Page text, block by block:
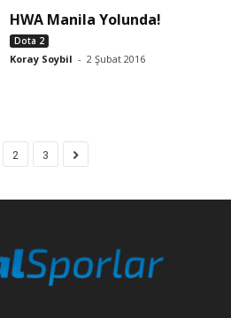
HWA Manila Yolunda!
Dota 2
Koray Soybil - 2 Şubat 2016
2 3